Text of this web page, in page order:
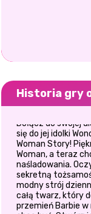
Historia gry
Dołącz do swojej
się do jej idolki
Woman Story!
Woman, a teraz
naśladowania.
sekretną
modny strój
całą twarz, który
przemień Barbie